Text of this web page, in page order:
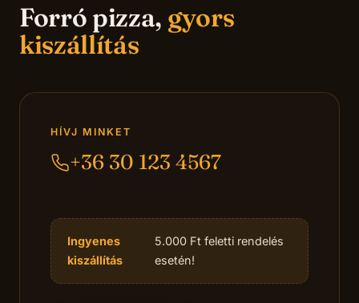
Forró pizza, gyors
kiszállítás
HÍVJ MINKET
+36 30 123 4567
Ingyenes
kiszállítás
5.000 Ft feletti rendelés
esetén!